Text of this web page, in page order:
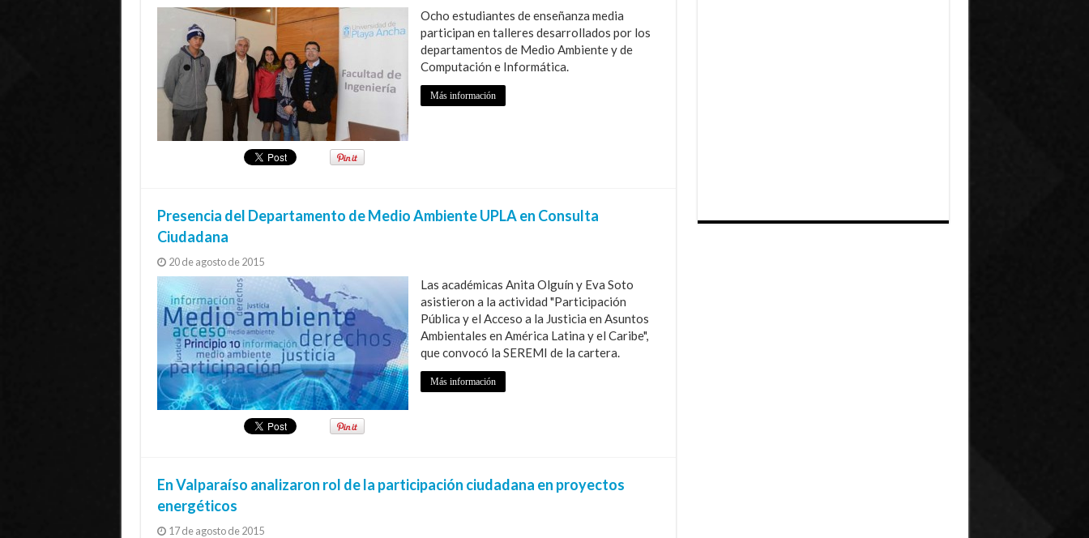
Ocho estudiantes de enseñanza media
participan en talleres desarrollados por los
departamentos de Medio Ambiente y de
Computación e Informática.
Más información
Presencia del Departamento de Medio Ambiente UPLA en Consulta
Ciudadana
20 de agosto de 2015
Las académicas Anita Olguín y Eva Soto
asistieron a la actividad "Participación
Pública y el Acceso a la Justicia en Asuntos
Ambientales en América Latina y el Caribe",
que convocó la SEREMI de la cartera.
Más información
En Valparaíso analizaron rol de la participación ciudadana en proyectos
energéticos
17 de agosto de 2015